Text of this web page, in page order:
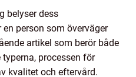
belyser dess
person som överväger
artikel som berör både
processen för
kvalitet och eftervård.